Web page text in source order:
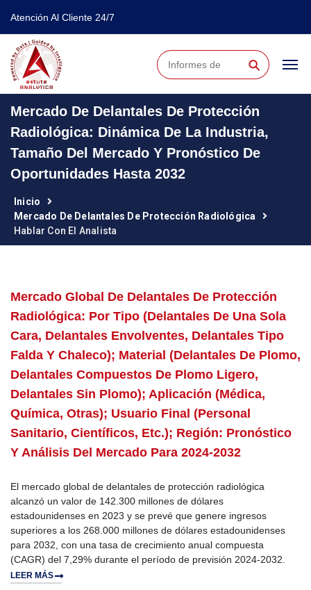
Atención Al Cliente 24/7
⚲
Mercado De Delantales De Protección
Radiológica: Dinámica De La Industria,
Tamaño Del Mercado Y Pronóstico De
Oportunidades Hasta 2032
Inicio
Mercado De Delantales De Protección Radiológica
Hablar Con El Analista
Mercado Global De Delantales De Protección
Radiológica: Por Tipo (delantales De Una Sola
Cara, Delantales Envolventes, Delantales Tipo
Falda Y Chaleco); Material (delantales De Plomo,
Delantales Compuestos De Plomo Ligero,
Delantales Sin Plomo); Aplicación (médica,
Química, Otras); Usuario Final (personal
Sanitario, Científicos, Etc.); Región: Pronóstico
Y Análisis Del Mercado Para 2024-2032
El mercado global de delantales de protección radiológica
alcanzó un valor de 142.300 millones de dólares
estadounidenses en 2023 y se prevé que genere ingresos
superiores a los 268.000 millones de dólares estadounidenses
para 2032, con una tasa de crecimiento anual compuesta
(CAGR) del 7,29% durante el período de previsión 2024-2032.
LEER MÁS